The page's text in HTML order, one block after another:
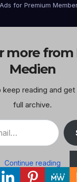
for Premium
more
Medien
keep reading and
full archive.
Continue reading